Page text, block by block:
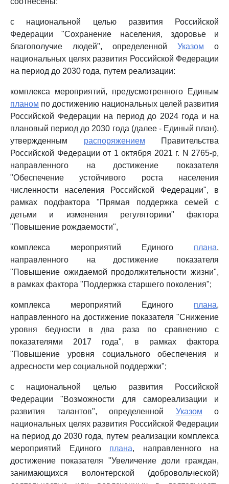
с национальной целью развития Российской
Федерации "Сохранение населения, здоровье и
благополучие людей", определенной Указом о
национальных целях развития Российской Федерации
на период до 2030 года, путем реализации:
комплекса мероприятий, предусмотренного Единым
планом по достижению национальных целей развития
Российской Федерации на период до 2024 года и на
плановый период до 2030 года (далее - Единый план),
утвержденным распоряжением Правительства
Российской Федерации от 1 октября 2021 г. N 2765-р,
направленного на достижение показателя
"Обеспечение устойчивого роста населения
численности населения Российской Федерации", в
рамках подфактора "Прямая поддержка семей с
детьми и изменения регуляторики" фактора
"Повышение рождаемости",
комплекса мероприятий Единого плана,
направленного на достижение показателя
"Повышение ожидаемой продолжительности жизни",
в рамках фактора "Поддержка старшего поколения";
комплекса мероприятий Единого плана,
направленного на достижение показателя "Снижение
уровня бедности в два раза по сравнению с
показателями 2017 года", в рамках фактора
"Повышение уровня социального обеспечения и
адресности мер социальной поддержки";
с национальной целью развития Российской
Федерации "Возможности для самореализации и
развития талантов", определенной Указом о
национальных целях развития Российской Федерации
на период до 2030 года, путем реализации комплекса
мероприятий Единого плана, направленного на
достижение показателя "Увеличение доли граждан,
занимающихся волонтерской (добровольческой)